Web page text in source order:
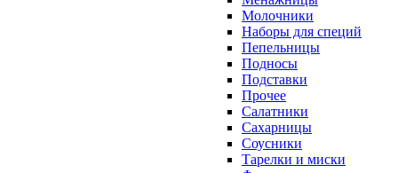
Молочники
Наборы для специй
Пепельницы
Подносы
Подставки
Прочее
Салатники
Сахарницы
Соусники
Тарелки и миски